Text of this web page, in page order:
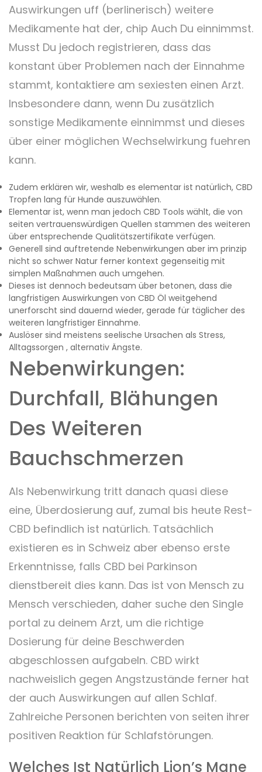
Auswirkungen uff (berlinerisch) weitere
Medikamente hat der, chip Auch Du einnimmst.
Musst Du jedoch registrieren, dass das
konstant über Problemen nach der Einnahme
stammt, kontaktiere am sexiesten einen Arzt.
Insbesondere dann, wenn Du zusätzlich
sonstige Medikamente einnimmst und dieses
über einer möglichen Wechselwirkung fuehren
kann.
Zudem erklären wir, weshalb es elementar ist natürlich, CBD
Tropfen lang für Hunde auszuwählen.
Elementar ist, wenn man jedoch CBD Tools wählt, die von
seiten vertrauenswürdigen Quellen stammen des weiteren
über entsprechende Qualitätszertifikate verfügen.
Generell sind auftretende Nebenwirkungen aber im prinzip
nicht so schwer Natur ferner kontext gegenseitig mit
simplen Maßnahmen auch umgehen.
Dieses ist dennoch bedeutsam über betonen, dass die
langfristigen Auswirkungen von CBD Öl weitgehend
unerforscht sind dauernd wieder, gerade für täglicher des
weiteren langfristiger Einnahme.
Auslöser sind meistens seelische Ursachen als Stress,
Alltagssorgen , alternativ Ängste.
Nebenwirkungen:
Durchfall, Blähungen
Des Weiteren
Bauchschmerzen
Als Nebenwirkung tritt danach quasi diese
eine, Überdosierung auf, zumal bis heute Rest-
CBD befindlich ist natürlich. Tatsächlich
existieren es in Schweiz aber ebenso erste
Erkenntnisse, falls CBD bei Parkinson
dienstbereit dies kann. Das ist von Mensch zu
Mensch verschieden, daher suche den Single
portal zu deinem Arzt, um die richtige
Dosierung für deine Beschwerden
abgeschlossen aufgabeln. CBD wirkt
nachweislich gegen Angstzustände ferner hat
der auch Auswirkungen auf allen Schlaf.
Zahlreiche Personen berichten von seiten ihrer
positiven Reaktion für Schlafstörungen.
Welches Ist Natürlich Lion’s Mane